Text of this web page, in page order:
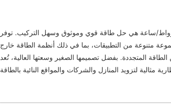
فوكستك الليثيومية بسعة 15 كيلوواط/ساعة هي حل طاقة قوي وموثوق وسهل التركيب. توفر
متنوعة من التطبيقات، بما في ذلك أنظمة الطاقة خارج
المتجددة. بفضل تصميمها الصغير وسعتها العالية، تُعد